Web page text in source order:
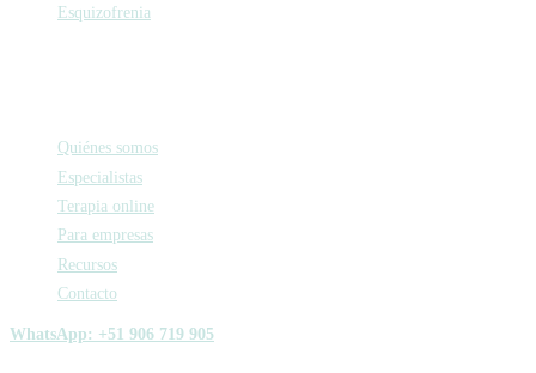
Esquizofrenia
Quiénes somos
Especialistas
Terapia online
Para empresas
Recursos
Contacto
WhatsApp: +51 906 719 905